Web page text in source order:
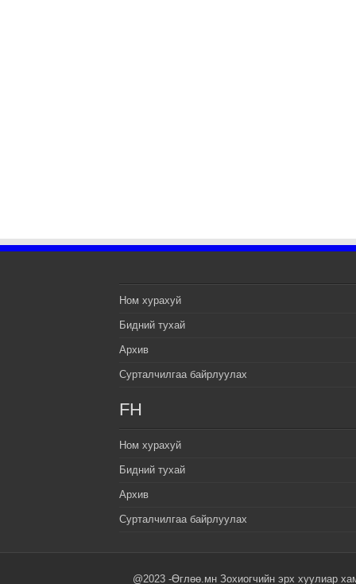
Ном хурахуй
Бидний тухай
Архив
Сурталчилгаа байрлуулах
FH
Ном хурахуй
Бидний тухай
Архив
Сурталчилгаа байрлуулах
@2023 -Өглөө.мн Зохиогчийн эрх хуулиар